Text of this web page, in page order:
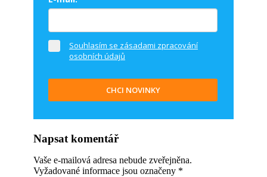
Souhlasím se zásadami zpracování
osobních údajů
CHCI NOVINKY
Napsat komentář
Vaše e-mailová adresa nebude zveřejněna.
Vyžadované informace jsou označeny *